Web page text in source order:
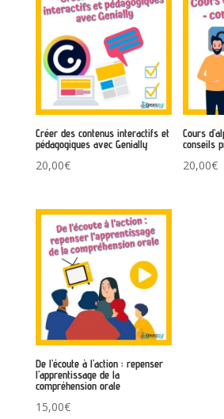
Créer des contenus interactifs et
pédagogiques avec Genially
20,00€
Cours
conseils
20,00€
De l’écoute à l’action : repenser
l’apprentissage de la
compréhension orale
15,00€